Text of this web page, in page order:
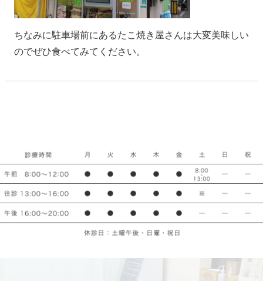
ちなみに駐車場前にあるたこ焼き屋さんは大変美味しい
のでぜひ食べてみてください。